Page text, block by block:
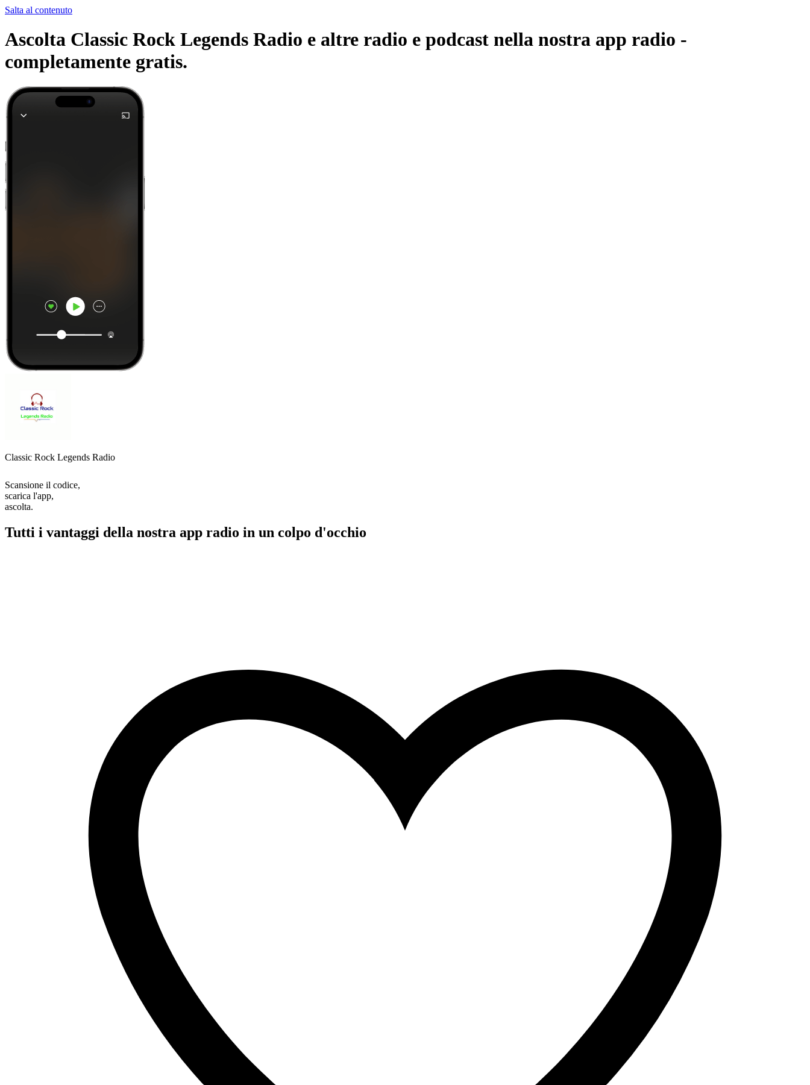
Salta al contenuto
Ascolta Classic Rock Legends Radio e altre radio e podcast nella nostra app radio -
completamente gratis.
Classic Rock Legends Radio
Scansione il codice,
scarica l'app,
ascolta.
Tutti i vantaggi della nostra app radio in un colpo d'occhio